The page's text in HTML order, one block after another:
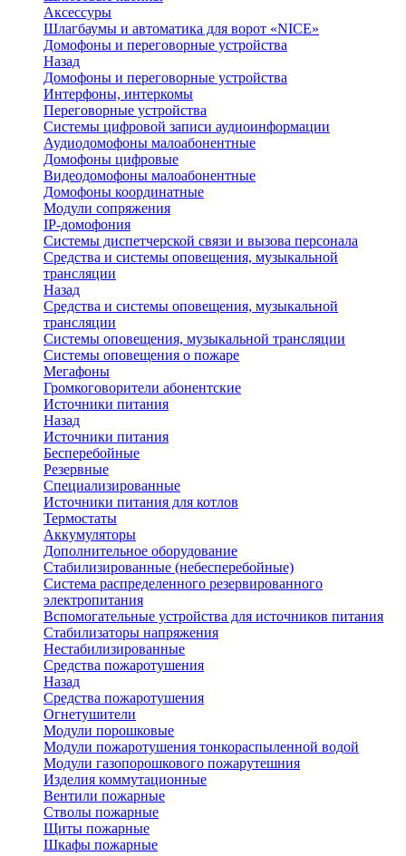
Аксессуры
Шлагбаумы и автоматика для ворот «NICE»
Домофоны и переговорные устройства
Назад
Домофоны и переговорные устройства
Интерфоны, интеркомы
Переговорные устройства
Системы цифровой записи аудиоинформации
Аудиодомофоны малоабонентные
Домофоны цифровые
Видеодомофоны малоабонентные
Домофоны координатные
Модули сопряжения
IP-домофония
Системы диспетчерской связи и вызова персонала
Средства и системы оповещения, музыкальной
трансляции
Назад
Средства и системы оповещения, музыкальной
трансляции
Системы оповещения, музыкальной трансляции
Системы оповещения о пожаре
Мегафоны
Громкоговорители абонентские
Источники питания
Назад
Источники питания
Бесперебойные
Резервные
Специализированные
Источники питания для котлов
Термостаты
Аккумуляторы
Дополнительное оборудование
Стабилизированные (небесперебойные)
Система распределенного резервированного
электропитания
Вспомогательные устройства для источников питания
Стабилизаторы напряжения
Нестабилизированные
Средства пожаротушения
Назад
Средства пожаротушения
Огнетушители
Модули порошковые
Модули пожаротушения тонкораспыленной водой
Модули газопорошкового пожарутешния
Изделия коммутационные
Вентили пожарные
Стволы пожарные
Щиты пожарные
Шкафы пожарные